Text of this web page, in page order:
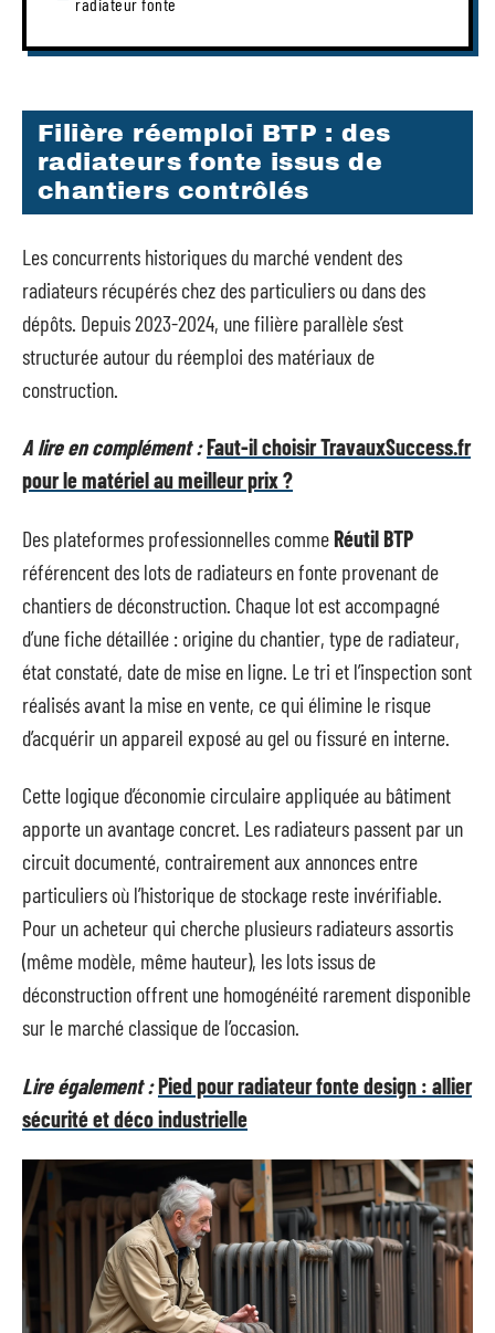
Filière réemploi BTP : des
radiateurs fonte issus de
chantiers contrôlés
Les concurrents historiques du marché vendent des
radiateurs récupérés chez des particuliers ou dans des
dépôts. Depuis 2023-2024, une filière parallèle s’est
structurée autour du réemploi des matériaux de
construction.
A lire en complément :Faut-il choisir TravauxSuccess.fr
pour le matériel au meilleur prix ?
Des plateformes professionnelles commeRéutil BTP
référencent des lots de radiateurs en fonte provenant de
chantiers de déconstruction. Chaque lot est accompagné
d’une fiche détaillée : origine du chantier, type de radiateur,
état constaté, date de mise en ligne. Le tri et l’inspection sont
réalisés avant la mise en vente, ce qui élimine le risque
d’acquérir un appareil exposé au gel ou fissuré en interne.
Cette logique d’économie circulaire appliquée au bâtiment
apporte un avantage concret. Les radiateurs passent par un
circuit documenté, contrairement aux annonces entre
particuliers où l’historique de stockage reste invérifiable.
Pour un acheteur qui cherche plusieurs radiateurs assortis
(même modèle, même hauteur), les lots issus de
déconstruction offrent une homogénéité rarement disponible
sur le marché classique de l’occasion.
Lire également :Pied pour radiateur fonte design : allier
sécurité et déco industrielle